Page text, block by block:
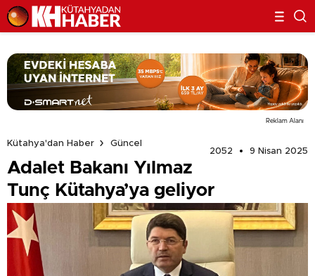
Reklam Alanı
Kütahya'dan Haber
Güncel
2052
9 Nisan 2025
Adalet Bakanı Yılmaz
Tunç Kütahya’ya geliyor